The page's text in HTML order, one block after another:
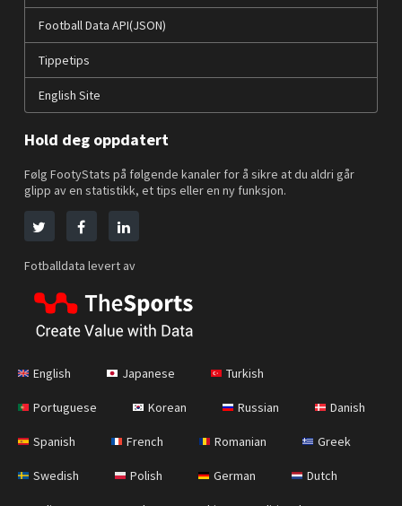
Football Data API(JSON)
Tippetips
English Site
Hold deg oppdatert
Følg FootyStats på følgende kanaler for å sikre at du aldri går
glipp av en statistikk, et tips eller en ny funksjon.
Fotballdata levert av
English Japanese Turkish
Portuguese Korean Russian Danish
Spanish French Romanian Greek
Swedish Polish German Dutch